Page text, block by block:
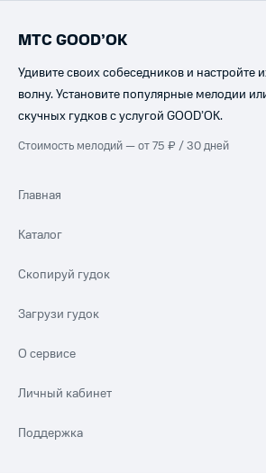
МТС GOOD’OK
Удивите своих собеседников и настройте
волну. Установите популярные мелодии
скучных гудков с услугой GOOD’OK.
Стоимость мелодий — от 75 ₽ / 30 дней
Главная
Каталог
Скопируй гудок
Загрузи гудок
О сервисе
Личный кабинет
Поддержка